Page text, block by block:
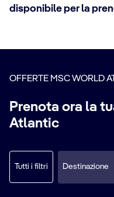
disponibile per la
OFFERTE MSC WORLD
Prenota ora la
Atlantic
Destinazione
Tutti i filtri